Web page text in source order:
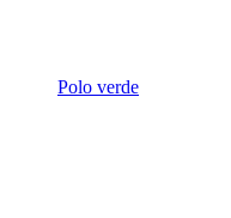
Polo verde